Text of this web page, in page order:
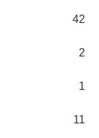
42
2
1
11